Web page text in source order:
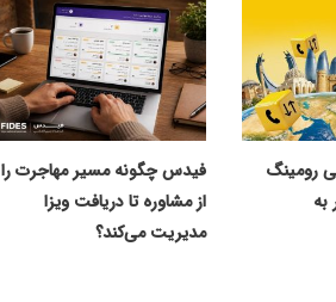
رومینگ
به
فیدس چگونه مسیر مهاجرت را
از مشاوره تا دریافت ویزا
مدیریت می‌کند؟